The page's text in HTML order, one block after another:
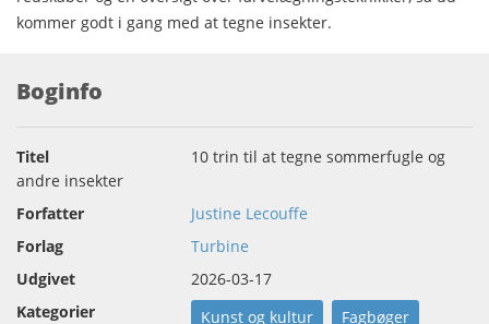
kommer godt i gang med at tegne insekter.
Boginfo
Titel
10 trin til at tegne sommerfugle og
andre insekter
Forfatter
Justine Lecouffe
Forlag
Turbine
Udgivet
2026-03-17
Kategorier
Kunst og kultur Fagbøger